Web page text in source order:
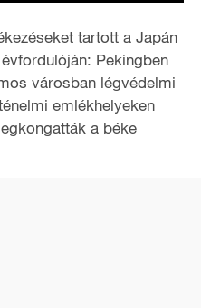
tartott a Japán
Pekingben
városban légvédelmi
emlékhelyeken
a béke